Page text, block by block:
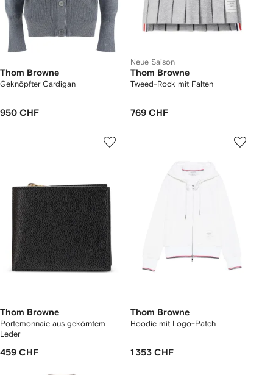
Thom Browne
Geknöpfter Cardigan
950 CHF
Neue Saison
Thom Browne
Tweed-Rock mit Falten
769 CHF
Thom Browne
Portemonnaie aus gekörntem
Leder
459 CHF
Thom Browne
Hoodie mit Logo-Patch
1 353 CHF